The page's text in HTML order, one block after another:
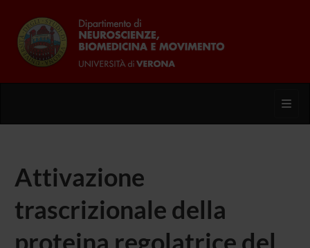
Attivazione
trascrizionale della
proteina regolatrice del